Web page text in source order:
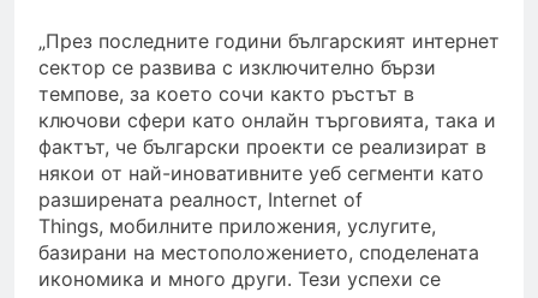
„През последните години българският интернет
сектор се развива с изключително бързи
темпове, за което сочи както ръстът в
ключови сфери като онлайн търговията, така и
фактът, че български проекти се реализират в
някои от най-иновативните уеб сегменти като
разширената реалност, Internet of
Things, мобилните приложения, услугите,
базирани на местоположението, споделената
икономика и много други. Тези успехи се